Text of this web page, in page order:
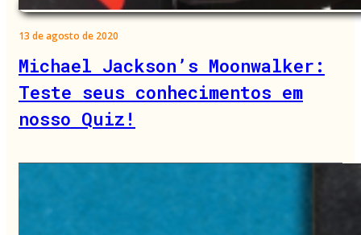
13 de agosto de 2020
Michael Jackson’s Moonwalker:
Teste seus conhecimentos em
nosso Quiz!